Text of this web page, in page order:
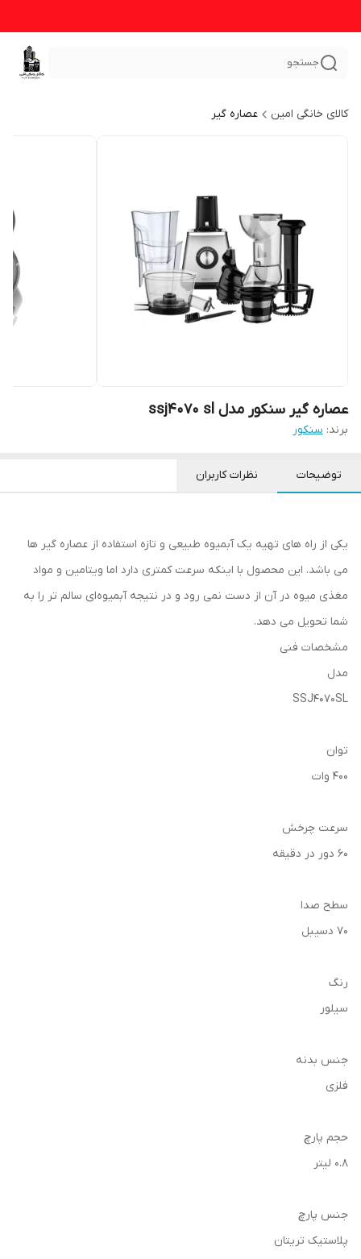
جستجو
کالای خانگی امین عصاره گیر
عصاره گیر سنکور مدل ssj4070 sl
برند: سنکور
توضیحات نظرات کاربران
یکی از راه های تهیه یک آبمیوه طبیعی و تازه استفاده از عصاره گیر ها
می باشد. این محصول با اینکه سرعت کمتری دارد اما ویتامین و مواد
مغذی میوه در آن از دست نمی رود و در نتیجه آبمیوه‌ای سالم تر را به
شما تحویل می دهد.
مشخصات فنی
مدل
SSJ4070SL
توان
400 وات
سرعت چرخش
60 دور در دقیقه
سطح صدا
70 دسیبل
رنگ
سیلور
جنس بدنه
فلزی
حجم پارچ
0.8 لیتر
جنس پارچ
پلاستیک تریتان